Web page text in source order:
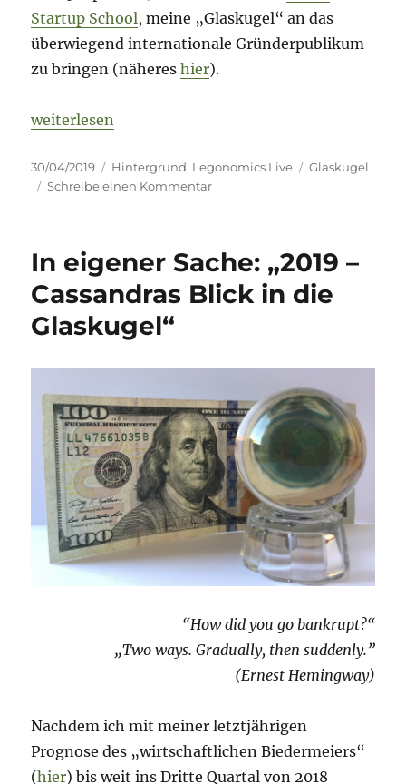
Startup School, meine „Glaskugel“ an das
überwiegend internationale Gründerpublikum
zu bringen (nähereshier).
„In eigener Sache: „Forewarned is Forearmed !?!““
weiterlesen
Veröffentlicht
am
30/04/2019 Kategorien
Hintergrund, Legonomics Live Schlagwörter
Glaskugel
Schreibe einen Kommentarzu
„Forewarned
is
Forearmed
In eigener Sache: „2019 –
Cassandras Blick in die
Glaskugel“
“How did you go bankrupt?“
„Two ways. Gradually, then suddenly.”
(Ernest Hemingway)
Nachdem ich mit meiner letztjährigen
Prognose des „wirtschaftlichen Biedermeiers“
(hier) bis weit ins Dritte Quartal von 2018